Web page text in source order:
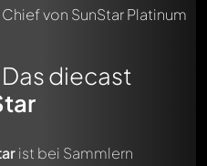
diecast
ist bei Sammlern